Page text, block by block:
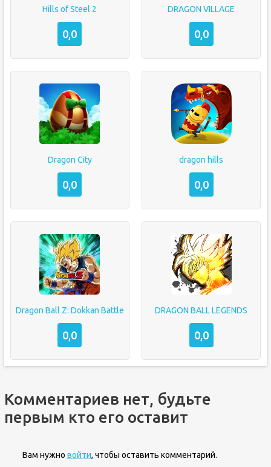
Hills of Steel 2
0,0
DRAGON VILLAGE
0,0
Dragon City
0,0
dragon hills
0,0
Dragon Ball Z: Dokkan Battle
0,0
DRAGON BALL LEGENDS
0,0
Комментариев нет, будьте
первым кто его оставит
Вам нужно войти, чтобы оставить комментарий.